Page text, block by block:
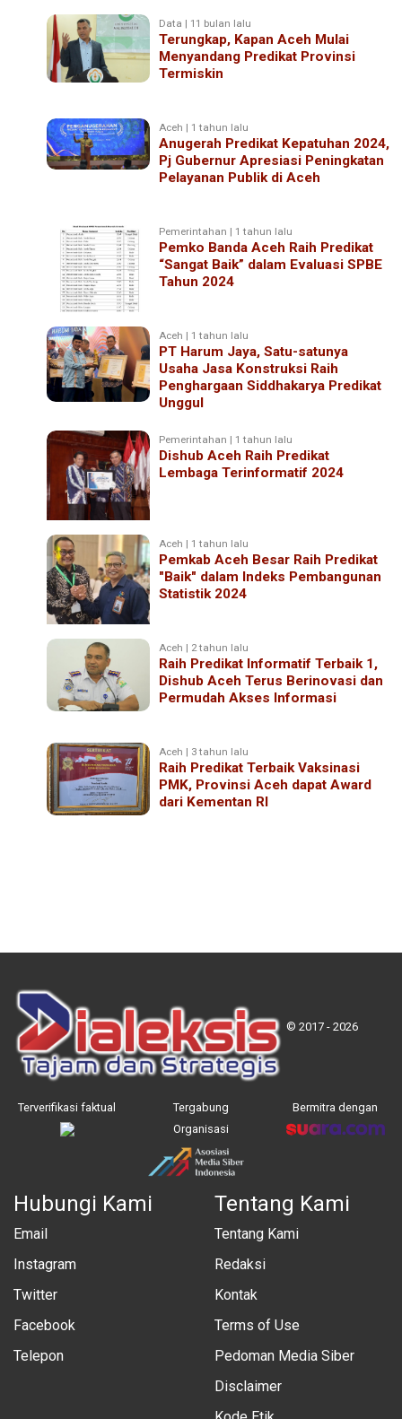
Data | 11 bulan lalu
Terungkap, Kapan Aceh Mulai
Menyandang Predikat Provinsi
Termiskin
Aceh | 1 tahun lalu
Anugerah Predikat Kepatuhan 2024,
Pj Gubernur Apresiasi Peningkatan
Pelayanan Publik di Aceh
Pemerintahan | 1 tahun lalu
Pemko Banda Aceh Raih Predikat
“Sangat Baik” dalam Evaluasi SPBE
Tahun 2024
Aceh | 1 tahun lalu
PT Harum Jaya, Satu-satunya
Usaha Jasa Konstruksi Raih
Penghargaan Siddhakarya Predikat
Unggul
Pemerintahan | 1 tahun lalu
Dishub Aceh Raih Predikat
Lembaga Terinformatif 2024
Aceh | 1 tahun lalu
Pemkab Aceh Besar Raih Predikat
"Baik" dalam Indeks Pembangunan
Statistik 2024
Aceh | 2 tahun lalu
Raih Predikat Informatif Terbaik 1,
Dishub Aceh Terus Berinovasi dan
Permudah Akses Informasi
Aceh | 3 tahun lalu
Raih Predikat Terbaik Vaksinasi
PMK, Provinsi Aceh dapat Award
dari Kementan RI
© 2017 - 2026
Terverifikasi faktual
Tergabung
Organisasi
Bermitra dengan
Hubungi Kami
Email
Instagram
Twitter
Facebook
Telepon
Tentang Kami
Tentang Kami
Redaksi
Kontak
Terms of Use
Pedoman Media Siber
Disclaimer